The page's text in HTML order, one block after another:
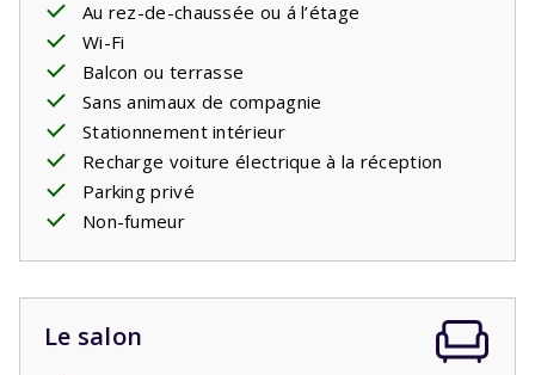
Au rez-de-chaussée ou á l’étage
Wi-Fi
Balcon ou terrasse
Sans animaux de compagnie
Stationnement intérieur
Recharge voiture électrique à la réception
Parking privé
Non-fumeur
Le salon